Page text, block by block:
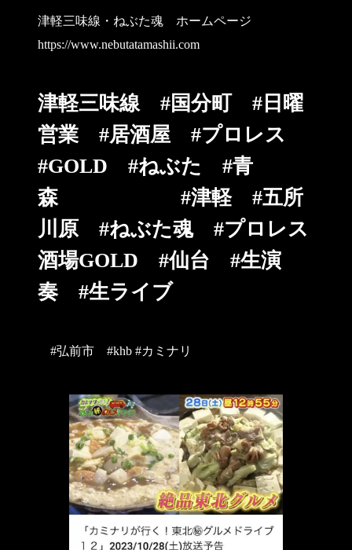
津軽三味線・ねぶた魂 ホームページ
https://www.nebutatamashii.com
津軽三味線 #国分町 #日曜
営業 #居酒屋 #プロレス
#GOLD #ねぶた #青
森 #津軽 #五所
川原 #ねぶた魂 #プロレス
酒場GOLD #仙台 #生演
奏 #生ライブ
#弘前市 #khb #カミナリ